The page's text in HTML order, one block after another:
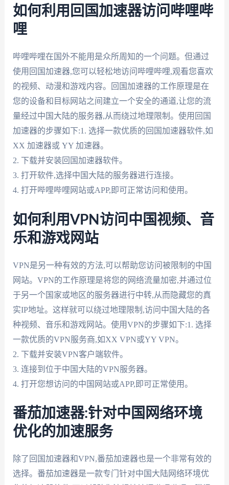
如何利用回国加速器访问哔哩哔
哩
哔哩哔哩在国外不能用是众所周知的一个问题。但通过
使用回国加速器,您可以轻松地访问哔哩哔哩,观看您喜欢
的视频、动漫和游戏内容。回国加速器的工作原理是在
您的设备和目标网站之间建立一个安全的通道,让您的流
量经过中国大陆的服务器,从而绕过地理限制。使用回国
加速器的步骤如下:1. 选择一款优质的回国加速器软件,如
XX 加速器或 YY 加速器。
2. 下载并安装回国加速器软件。
3. 打开软件,选择中国大陆的服务器进行连接。
4. 打开哔哩哔哩网站或APP,即可正常访问和使用。
如何利用VPN访问中国视频、音
乐和游戏网站
VPN是另一种有效的方法,可以帮助您访问被限制的中国
网站。VPN的工作原理是将您的网络流量加密,并通过位
于另一个国家或地区的服务器进行中转,从而隐藏您的真
实IP地址。这样就可以绕过地理限制,访问中国大陆的各
种视频、音乐和游戏网站。使用VPN的步骤如下:1. 选择
一款优质的VPN服务商,如XX VPN或YY VPN。
2. 下载并安装VPN客户端软件。
3. 连接到位于中国大陆的VPN服务器。
4. 打开您想访问的中国网站或APP,即可正常使用。
番茄加速器:针对中国网络环境
优化的加速服务
除了回国加速器和VPN,番茄加速器也是一个非常有效的
选择。番茄加速器是一款专门针对中国大陆网络环境优